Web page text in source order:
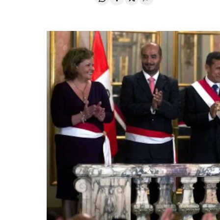
Compartir en Whatsapp
Compartir en Facebook
Compartir en Twitter
Desplegar Redes